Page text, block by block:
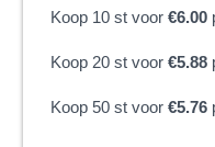
Koop 10 st voor €6.00
Koop 20 st voor €5.88
Koop 50 st voor €5.76